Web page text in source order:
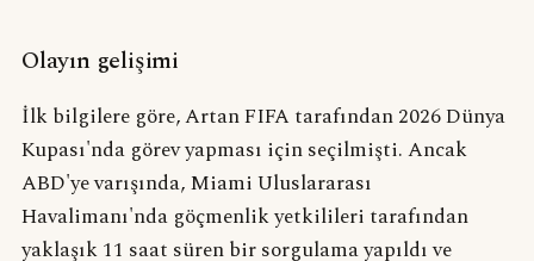
Olayın gelişimi
İlk bilgilere göre, Artan FIFA tarafından 2026 Dünya
Kupası'nda görev yapması için seçilmişti. Ancak
ABD'ye varışında, Miami Uluslararası
Havalimanı'nda göçmenlik yetkilileri tarafından
yaklaşık 11 saat süren bir sorgulama yapıldı ve